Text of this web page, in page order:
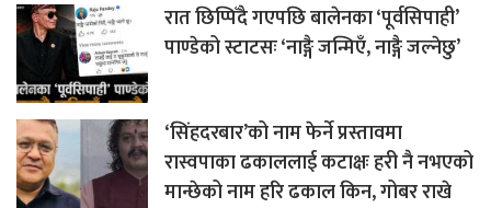
रात छिप्पिँदै गएपछि बालेनका ‘पूर्वसिपाही’
पाण्डेको स्टाटसः ‘नाङ्गै जन्मिएँ, नाङ्गै जल्नेछु’
‘सिंहदरबार’को नाम फेर्ने प्रस्तावमा
रास्वपाका ढकाललाई कटाक्षः हरी नै नभएको
मान्छेको नाम हरि ढकाल किन, गोबर राखे